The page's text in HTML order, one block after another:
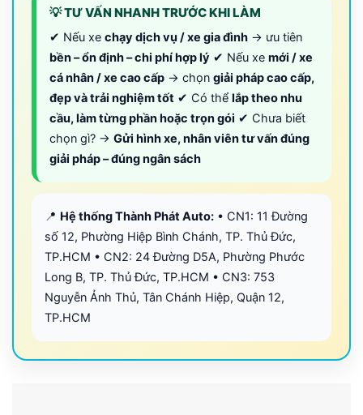
💡 TƯ VẤN NHANH TRƯỚC KHI LÀM
✔ Nếu xe chạy dịch vụ / xe gia đình → ưu tiên
bền – ổn định – chi phí hợp lý ✔ Nếu xe mới / xe
cá nhân / xe cao cấp → chọn giải pháp cao cấp,
đẹp và trải nghiệm tốt ✔ Có thể lắp theo nhu
cầu, làm từng phần hoặc trọn gói ✔ Chưa biết
chọn gì? → Gửi hình xe, nhân viên tư vấn đúng
giải pháp – đúng ngân sách
📍 Hệ thống Thành Phát Auto: • CN1: 11 Đường
số 12, Phường Hiệp Bình Chánh, TP. Thủ Đức,
TP.HCM • CN2: 24 Đường D5A, Phường Phước
Long B, TP. Thủ Đức, TP.HCM • CN3: 753
Nguyễn Ảnh Thủ, Tân Chánh Hiệp, Quận 12,
TP.HCM